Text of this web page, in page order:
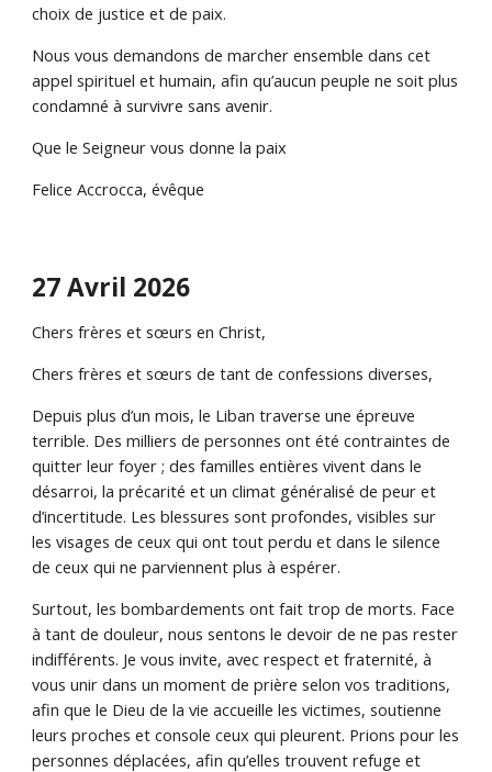
choix de justice et de paix.
Nous vous demandons de marcher ensemble dans cet
appel spirituel et humain, afin qu’aucun peuple ne soit plus
condamné à survivre sans avenir.
Que le Seigneur vous donne la paix
Felice Accrocca, évêque
27Avril 2026
Chers frères et sœurs en Christ,
Chers frères et sœurs de tant de confessions diverses,
Depuis plus d’un mois, le Liban traverse une épreuve
terrible. Des milliers de personnes ont été contraintes de
quitter leur foyer ; des familles entières vivent dans le
désarroi, la précarité et un climat généralisé de peur et
d’incertitude. Les blessures sont profondes, visibles sur
les visages de ceux qui ont tout perdu et dans le silence
de ceux qui ne parviennent plus à espérer.
Surtout, les bombardements ont fait trop de morts. Face
à tant de douleur, nous sentons le devoir de ne pas rester
indifférents. Je vous invite, avec respect et fraternité, à
vous unir dans un moment de prière selon vos traditions,
afin que le Dieu de la vie accueille les victimes, soutienne
leurs proches et console ceux qui pleurent. Prions pour les
personnes déplacées, afin qu’elles trouvent refuge et